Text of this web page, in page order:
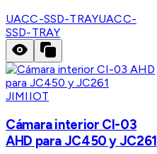
UACC-SSD-TRAYUACC-
SSD-TRAY
JIMIIOT
Cámara interior CI-03
AHD para JC450 y JC261